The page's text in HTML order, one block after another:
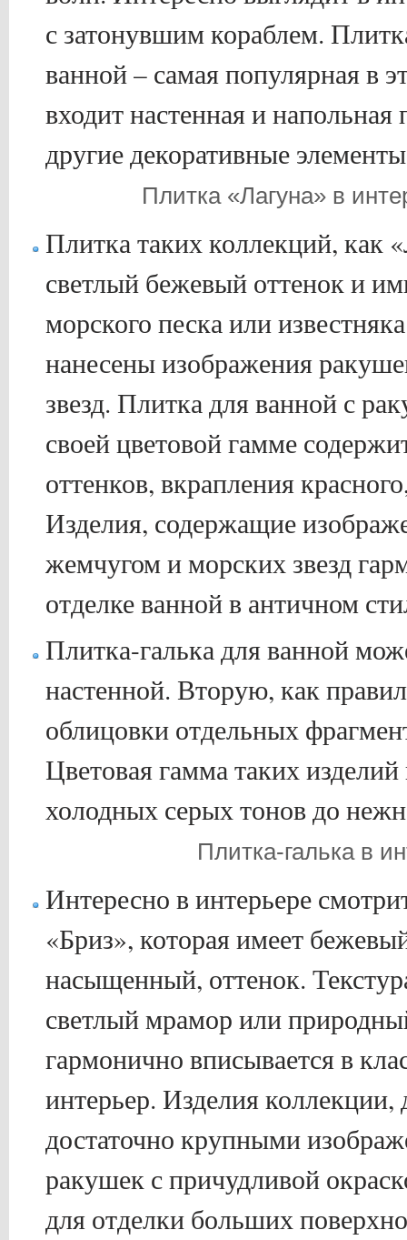
с затонувшим кораблем.
ванной – самая популярная в
входит настенная и
другие декоративные
Плитка «Лагуна» в
Плитка таких коллекций, как
светлый бежевый оттенок и
морского песка или
нанесены изображения
звезд. Плитка для ванной с
своей цветовой гамме
оттенков, вкрапления
Изделия, содержащие
жемчугом и морских звезд
отделке ванной в античном
Плитка-галька для ванной
настенной. Вторую, как
облицовки отдельных
Цветовая гамма таких изделий
холодных серых тонов до
Плитка-галька в
Интересно в интерьере
«Бриз», которая имеет
насыщенный, оттенок.
светлый мрамор или
гармонично вписывается в
интерьер. Изделия
достаточно крупными
ракушек с причудливой
для отделки больших